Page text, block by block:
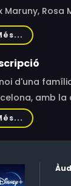
Maruny, Rosa
Marc Homs,
d'una
amb la